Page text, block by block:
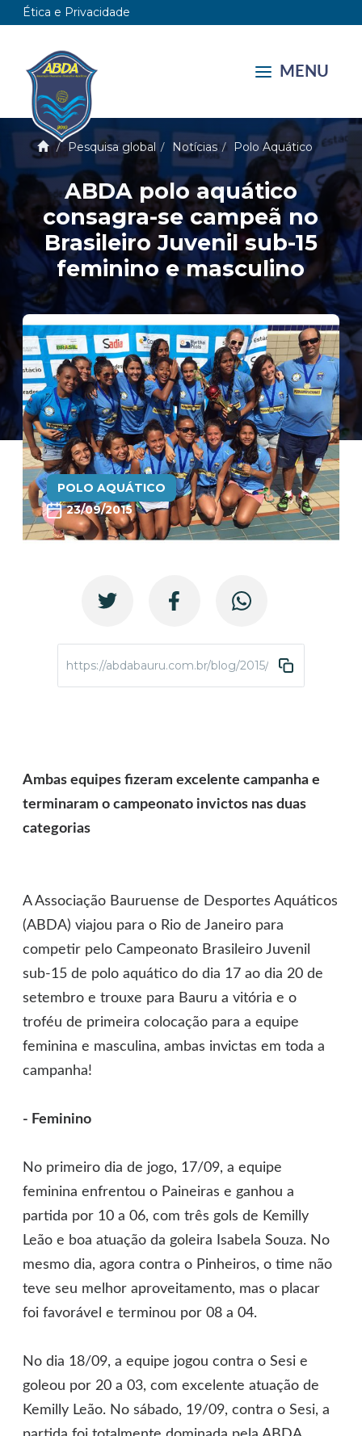
Ética e Privacidade
MENU
Pesquisa global Notícias Polo Aquático
ABDA polo aquático
consagra-se campeã no
Brasileiro Juvenil sub-15
feminino e masculino
POLO AQUÁTICO
23/09/2015
https://abdabauru.com.br/blog/2015/09/23/abda-
Ambas equipes fizeram excelente campanha e
terminaram o campeonato invictos nas duas
categorias
A Associação Bauruense de Desportes Aquáticos
(ABDA) viajou para o Rio de Janeiro para
competir pelo Campeonato Brasileiro Juvenil
sub-15 de polo aquático do dia 17 ao dia 20 de
setembro e trouxe para Bauru a vitória e o
troféu de primeira colocação para a equipe
feminina e masculina, ambas invictas em toda a
campanha!
- Feminino
No primeiro dia de jogo, 17/09, a equipe
feminina enfrentou o Paineiras e ganhou a
partida por 10 a 06, com três gols de Kemilly
Leão e boa atuação da goleira Isabela Souza. No
mesmo dia, agora contra o Pinheiros, o time não
teve seu melhor aproveitamento, mas o placar
foi favorável e terminou por 08 a 04.
No dia 18/09, a equipe jogou contra o Sesi e
goleou por 20 a 03, com excelente atuação de
Kemilly Leão. No sábado, 19/09, contra o Sesi, a